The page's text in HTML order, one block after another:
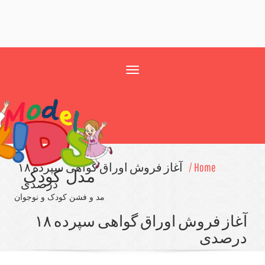
مدل کودک
مد و فشن کودک و نوجوان
آغاز فروش اوراق گواهی سپرده ۱۸
درصدی
آغاز فروش اوراق گواهی سپرده ۱۸